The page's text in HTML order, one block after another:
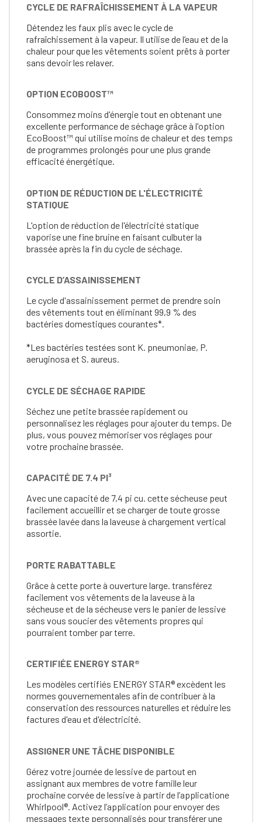
CYCLE DE RAFRAÎCHISSEMENT À LA VAPEUR
Détendez les faux plis avec le cycle de
rafraîchissement à la vapeur. Il utilise de l’eau et de la
chaleur pour que les vêtements soient prêts à porter
sans devoir les relaver.
OPTION ECOBOOST™
Consommez moins d'énergie tout en obtenant une
excellente performance de séchage grâce à l'option
EcoBoost™ qui utilise moins de chaleur et des temps
de programmes prolongés pour une plus grande
efficacité énergétique.
OPTION DE RÉDUCTION DE L'ÉLECTRICITÉ
STATIQUE
L'option de réduction de l'électricité statique
vaporise une fine bruine en faisant culbuter la
brassée après la fin du cycle de séchage.
CYCLE D’ASSAINISSEMENT
Le cycle d'assainissement permet de prendre soin
des vêtements tout en éliminant 99,9 % des
bactéries domestiques courantes*.
*Les bactéries testées sont K. pneumoniae, P.
aeruginosa et S. aureus.
CYCLE DE SÉCHAGE RAPIDE
Séchez une petite brassée rapidement ou
personnalisez les réglages pour ajouter du temps. De
plus, vous pouvez mémoriser vos réglages pour
votre prochaine brassée.
CAPACITÉ DE 7.4 PI³
Avec une capacité de 7,4 pi cu. cette sécheuse peut
facilement accueillir et se charger de toute grosse
brassée lavée dans la laveuse à chargement vertical
assortie.
PORTE RABATTABLE
Grâce à cette porte à ouverture large. transférez
facilement vos vêtements de la laveuse à la
sécheuse et de la sécheuse vers le panier de lessive
sans vous soucier des vêtements propres qui
pourraient tomber par terre.
CERTIFIÉE ENERGY STAR®
Les modèles certifiés ENERGY STAR® excèdent les
normes gouvernementales afin de contribuer à la
conservation des ressources naturelles et réduire les
factures d'eau et d'électricité.
ASSIGNER UNE TÂCHE DISPONIBLE
Gérez votre journée de lessive de partout en
assignant aux membres de votre famille leur
prochaine corvée de lessive à partir de l’applicatione
Whirlpool®. Activez l’application pour envoyer des
messages texte personnalisés pour transférer une